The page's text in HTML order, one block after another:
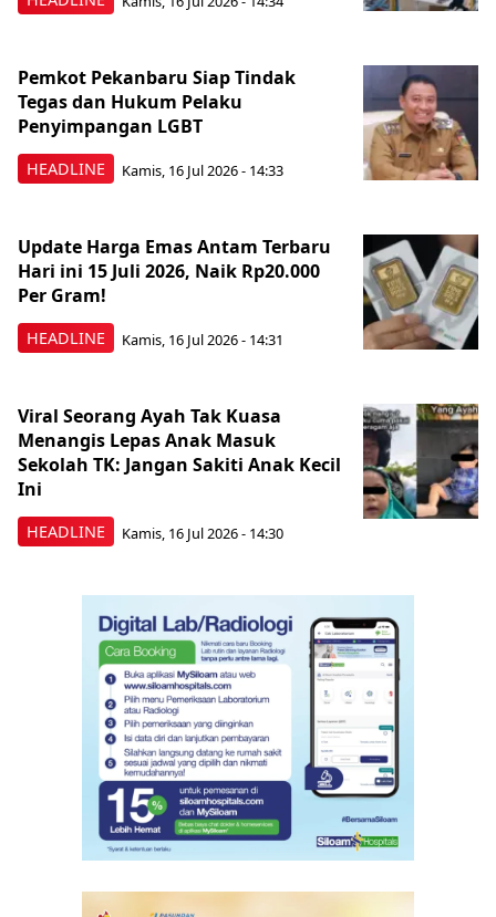
HEADLINE
Pemkot Pekanbaru Siap Tindak
Tegas dan Hukum Pelaku
Penyimpangan LGBT
Kamis, 16 Jul 2026 - 14:33
HEADLINE
Update Harga Emas Antam Terbaru
Hari ini 15 Juli 2026, Naik Rp20.000
Per Gram!
Kamis, 16 Jul 2026 - 14:31
HEADLINE
Viral Seorang Ayah Tak Kuasa
Menangis Lepas Anak Masuk
Sekolah TK: Jangan Sakiti Anak Kecil
Ini
Kamis, 16 Jul 2026 - 14:30